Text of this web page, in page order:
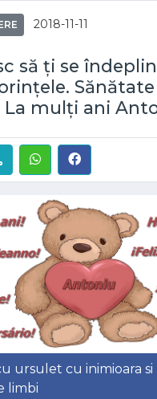
2018-11-11
să ți se
La mulți ani
ursulet cu inimioara
limbi